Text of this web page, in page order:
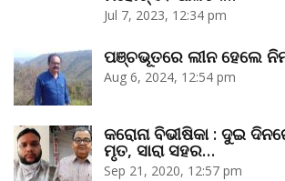
Jul 7, 2023, 12:34 pm
ପଞ୍ଚଭୂତରେ ଲୀନ ହେଲେ
Aug 6, 2024, 12:54 pm
କରୋନା ବିଭୀଷିକା : ଦୁଇ
ମୃତ, ସାରା ସହର…
Sep 21, 2020, 12:57 pm